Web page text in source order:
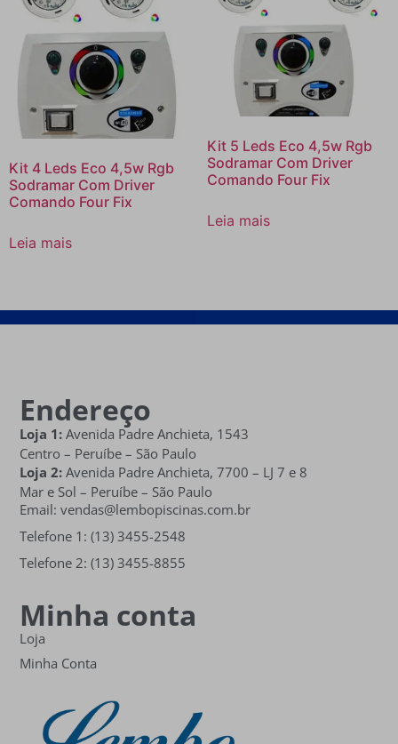
Kit 4 Leds Eco 4,5w Rgb
Sodramar Com Driver
Comando Four Fix
Leia mais
Kit 5 Leds Eco 4,5w Rgb
Sodramar Com Driver
Comando Four Fix
Leia mais
Minha conta
Loja
Minha Conta
Endereço
Loja 1: Avenida Padre Anchieta, 1543
Centro – Peruíbe – São Paulo
Loja 2: Avenida Padre Anchieta,7700 – LJ 7 e 8
Mar e Sol – Peruíbe – São Paulo
Email: vendas@lembopiscinas.com.br
Telefone 1: (13) 3455-2548
Telefone 2: (13) 3455-8855